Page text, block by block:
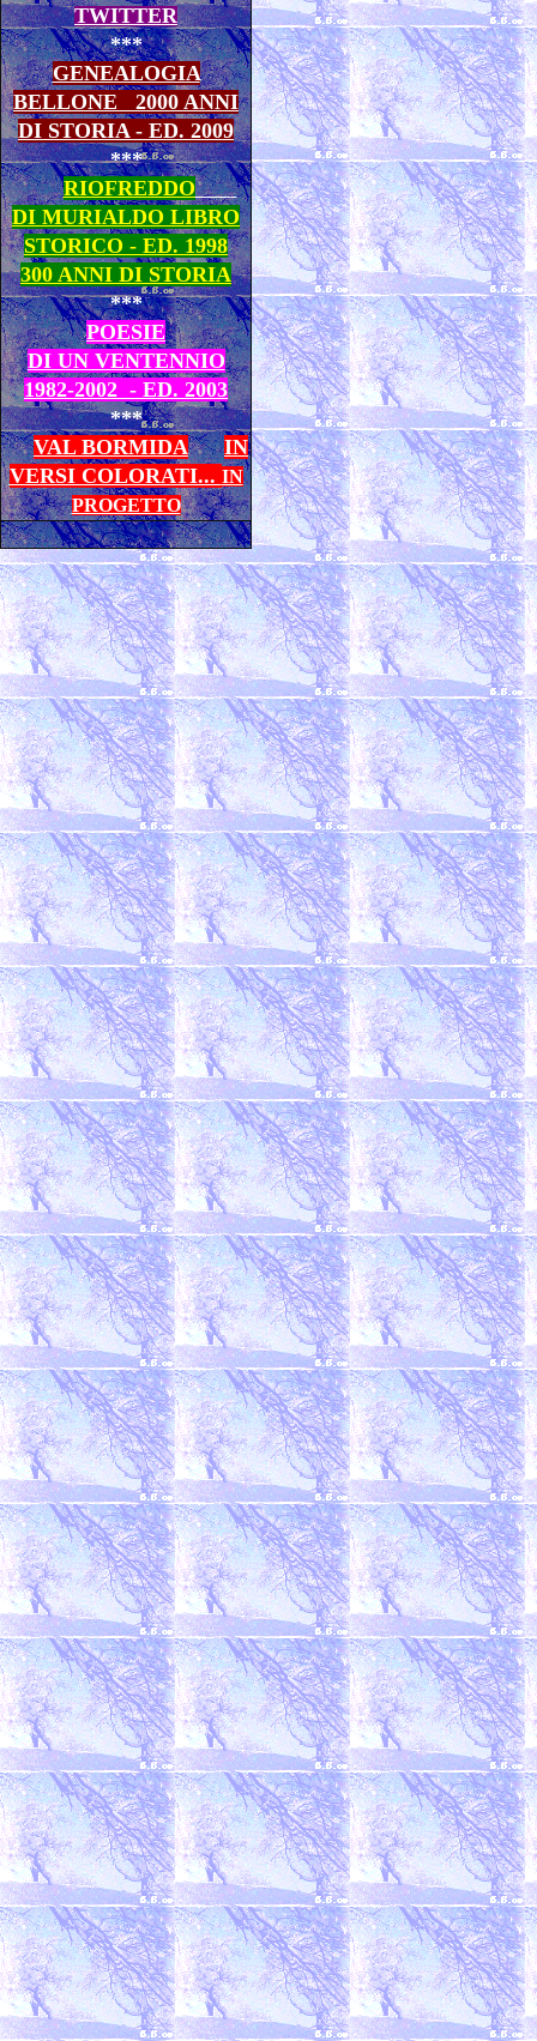
TWITTER
***
GENEALOGIA
BELLONE
2000 ANNI
DI STORIA - ED. 2009
***
RIOFREDDO
DI MURIALDO LIBRO
STORICO - ED. 1998
300 ANNI DI STORIA
***
POESIE
DI UN VENTENNIO
1982-2002 - ED. 2003
***
VAL BORMIDA
IN
VERSI COLORATI... IN
PROGETTO